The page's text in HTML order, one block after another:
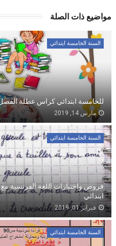
مواضيع ذات الصلة
السنة الخامسة ابتدائي
للخامسة ابتدائي كراس عطلة الفصل
مارس 14, 2019
السنة الخامسة ابتدائي
فروض واختبارات اللغة الفرنسية
ابتدائي
فبراير 01, 2019
السنة الخامسة ابتدائي